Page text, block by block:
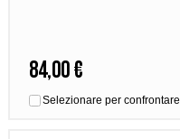
84,00 €
Selezionare per confrontare